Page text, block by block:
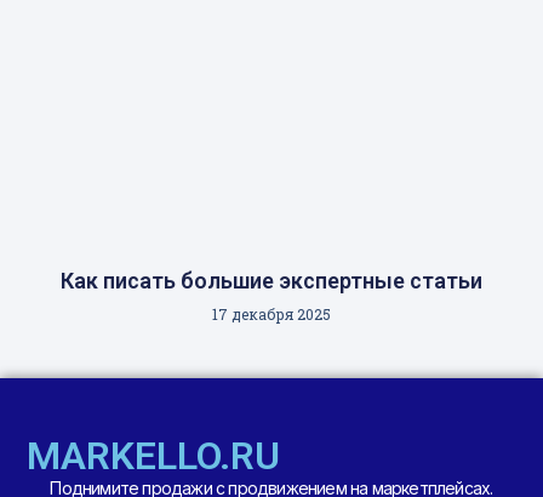
Как писать большие экспертные статьи
17 декабря 2025
MARKELLO.RU
Поднимите продажи с продвижением на маркетплейсах.